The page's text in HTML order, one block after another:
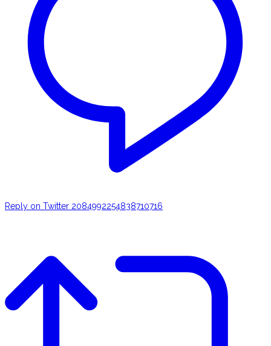
Reply on Twitter 2084992254838710716